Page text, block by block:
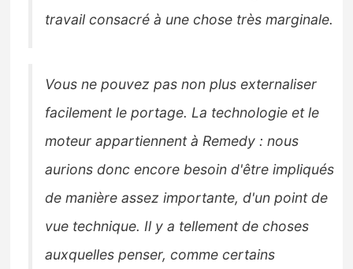
travail consacré à une chose très marginale.
Vous ne pouvez pas non plus externaliser
facilement le portage. La technologie et le
moteur appartiennent à Remedy : nous
aurions donc encore besoin d'être impliqués
de manière assez importante, d'un point de
vue technique. Il y a tellement de choses
auxquelles penser, comme certains